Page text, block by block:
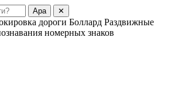
Ара ✕
дороги Боллард Раздвижные
номерных знаков